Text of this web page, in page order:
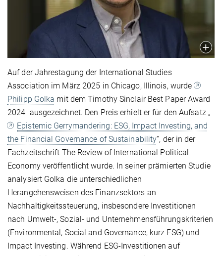
Auf der Jahrestagung der International Studies
Association im März 2025 in Chicago, Illinois, wurde
Philipp Golka mit dem Timothy Sinclair Best Paper Award
2024 ausgezeichnet. Den Preis erhielt er für den Aufsatz „
Epistemic Gerrymandering: ESG, Impact Investing, and
the Financial Governance of Sustainability“, der in der
Fachzeitschrift The Review of International Political
Economy veröffentlicht wurde. In seiner prämierten Studie
analysiert Golka die unterschiedlichen
Herangehensweisen des Finanzsektors an
Nachhaltigkeitssteuerung, insbesondere Investitionen
nach Umwelt-, Sozial- und Unternehmensführungskriterien
(Environmental, Social and Governance, kurz ESG) und
Impact Investing. Während ESG-Investitionen auf